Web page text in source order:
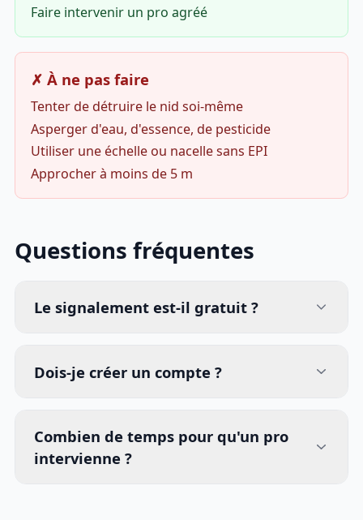
Faire intervenir un pro agréé
✗ À ne pas faire
Tenter de détruire le nid soi-même
Asperger d'eau, d'essence, de pesticide
Utiliser une échelle ou nacelle sans EPI
Approcher à moins de 5 m
Questions fréquentes
Le signalement est-il gratuit ?
Dois-je créer un compte ?
Combien de temps pour qu'un pro
intervienne ?